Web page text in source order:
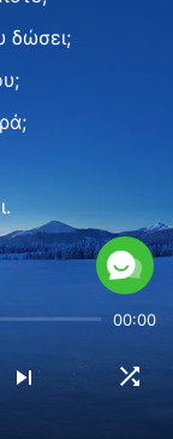
δώσει;
μισεί.
00:00